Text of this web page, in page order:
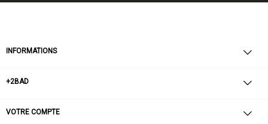
INFORMATIONS
+2BAD
VOTRE COMPTE